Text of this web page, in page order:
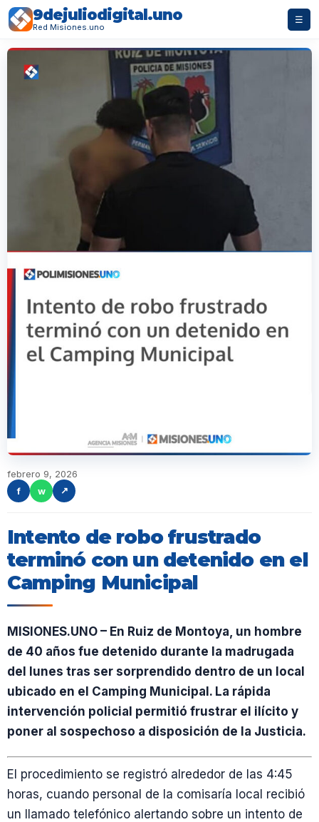
9dejuliodigital.uno
Red Misiones.uno
☰
febrero 9, 2026
f
w ↗
Intento de robo frustrado
terminó con un detenido en el
Camping Municipal
MISIONES.UNO – En Ruiz de Montoya, un hombre
de 40 años fue detenido durante la madrugada
del lunes tras ser sorprendido dentro de un local
ubicado en el Camping Municipal. La rápida
intervención policial permitió frustrar el ilícito y
poner al sospechoso a disposición de la Justicia.
El procedimiento se registró alrededor de las 4:45
horas, cuando personal de la comisaría local recibió
un llamado telefónico alertando sobre un intento de